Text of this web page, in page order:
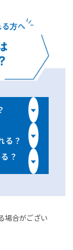
る？
？
場合がござい